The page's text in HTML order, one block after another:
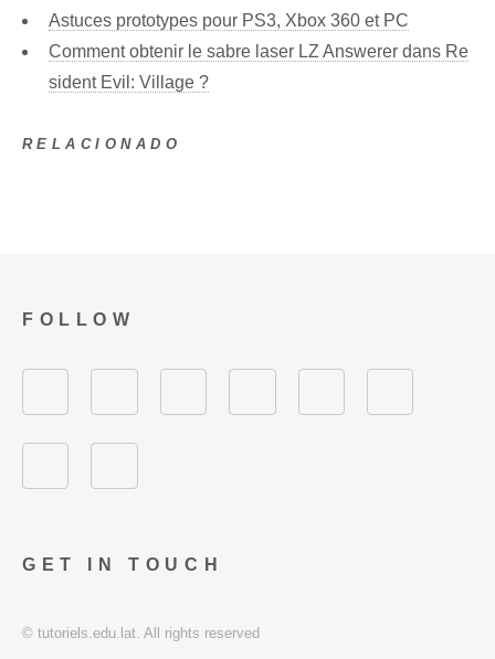
Astuces prototypes pour PS3, Xbox 360 et PC
Comment obtenir le sabre laser LZ Answerer dans Re
sident Evil: Village ?
RELACIONADO
GET IN TOUCH
FOLLOW
© tutoriels.edu.lat. All rights reserved